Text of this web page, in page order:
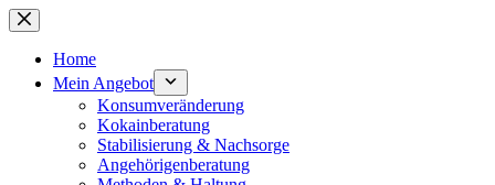
Zum
Inhalt
springenHome
Mein Angebot
Konsumveränderung
Kokainberatung
Stabilisierung & Nachsorge
Angehörigenberatung